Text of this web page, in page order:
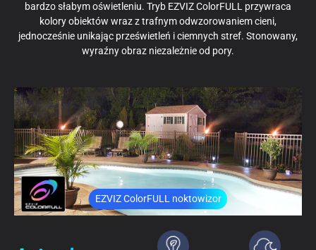
bardzo słabym oświetleniu. Tryb EZVIZ ColorFULL przywraca
kolory obiektów wraz z trafnym odwzorowaniem cieni,
jednocześnie unikając prześwietleń i ciemnych stref. Stonowany,
wyraźny obraz niezależnie od pory.
EZVIZ ColorFULL noktowizor